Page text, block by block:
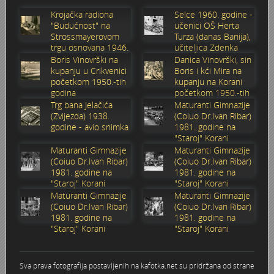
Stoljetna poplava 1939.
Tvornica potkivačkih čavala Mustad-Karlovac
Boksački klub Velebit
Bijelo dugme
Banija - poplava 4. 12. 1966.
Autobusna stanica na Korzu
AMD Zanatlija
Adamo klub
8. slet Bratstva i jedinstva 13. lipnja 1965. godine
Lovni i ribolovni turizam
Mala scena 1987. - Le Cinema
Mala scena Hrvatskog doma
Marina Perazić, Davor Tolja (Denis&Denis) i Edi Kraljić
Maturanti Gimnazije 1988. godine
NULA
Nepokoreni grad - Trojanski konj (epizoda)
Novogodišnje čestitke
PUNK
Zavjet Petra Grgeca - 1998.
Škola plivanja Patkica
Mimohod 23. kolovoza 1995.
Ekonomska škola - ratne godine
Dubravko Halovanić - Ratne godine
Crkva Sv. Doroteje - 1991.
Frizerski salon Gerber (Kopf) - utemeljen 1924.
Gimnazijska i Ekonomska zbornica - Igor Mihelić
INKASATOR
Karlovački fotograf Josip Žunić
Krešimir Botković - RAZGLEDNICE
Krešimir Perušić - Nogomet
KUD REČICA
Mery Berti - karlovačka Žuži
Krojačka radiona
"Budućnost" na
Strossmayerovom
trgu osnovana 1946.
godine
Selce 1960. godine -
učenici OŠ Herta
Turza (danas Banija),
učiteljica Zdenka
Sabolić
Boris Vinovrški na
kupanju u Crikvenici
početkom 1950.-tih
godina
Danica Vinovrški, sin
Boris i kći Mira na
kupanju na Korani
početkom 1950.-tih
godina
Trg bana Jelačića
(Zvijezda) 1938.
godine - avio snimka
Maturanti Gimnazije
(Coiuo Dr.Ivan Ribar)
1981. godine na
"Staroj" Korani
Maturanti Gimnazije
(Coiuo Dr.Ivan Ribar)
1981. godine na
"Staroj" Korani
Maturanti Gimnazije
(Coiuo Dr.Ivan Ribar)
1981. godine na
"Staroj" Korani
Maturanti Gimnazije
(Coiuo Dr.Ivan Ribar)
1981. godine na
"Staroj" Korani
Maturanti Gimnazije
(Coiuo Dr.Ivan Ribar)
1981. godine na
"Staroj" Korani
Sva prava fotografija postavljenih na kafotka.net su pridržana od strane